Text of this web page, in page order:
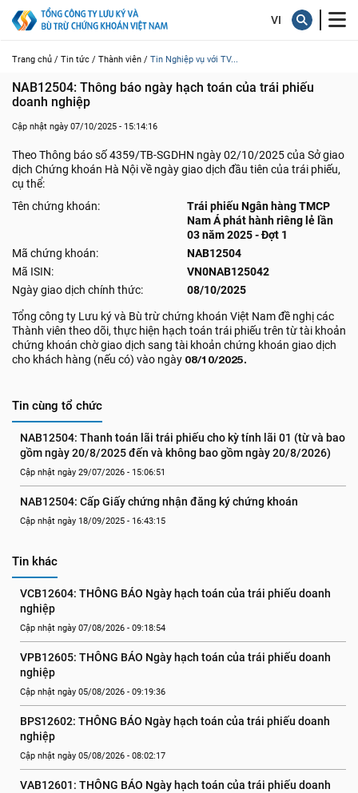
Trang chủ / Tin tức / Thành viên / Tin Nghiệp vụ với TV...
NAB12504: Thông báo ngày hạch toán của trái phiếu
doanh nghiệp
Cập nhật ngày 07/10/2025 - 15:14:16
Theo Thông báo số 4359/TB-SGDHN ngày 02/10/2025 của Sở giao
dịch Chứng khoán Hà Nội về ngày giao dịch đầu tiên của trái phiếu,
cụ thể:
Tên chứng khoán:
Trái phiếu Ngân hàng TMCP
Nam Á phát hành riêng lẻ lần
03 năm 2025 - Đợt 1
Mã chứng khoán:
NAB12504
Mã ISIN:
VN0NAB125042
Ngày giao dịch chính thức:
08/10/2025
Tổng công ty Lưu ký và Bù trừ chứng khoán Việt Nam đề nghị các
Thành viên theo dõi, thực hiện hạch toán trái phiếu trên từ tài khoản
chứng khoán chờ giao dịch sang tài khoản chứng khoán giao dịch
cho khách hàng (nếu có) vào ngày 08/10/2025.
Tin cùng tổ chức
NAB12504: Thanh toán lãi trái phiếu cho kỳ tính lãi 01 (từ và bao
gồm ngày 20/8/2025 đến và không bao gồm ngày 20/8/2026)
Cập nhật ngày 29/07/2026 - 15:06:51
NAB12504: Cấp Giấy chứng nhận đăng ký chứng khoán
Cập nhật ngày 18/09/2025 - 16:43:15
Tin khác
VCB12604: THÔNG BÁO Ngày hạch toán của trái phiếu doanh
nghiệp
Cập nhật ngày 07/08/2026 - 09:18:54
VPB12605: THÔNG BÁO Ngày hạch toán của trái phiếu doanh
nghiệp
Cập nhật ngày 05/08/2026 - 09:19:36
BPS12602: THÔNG BÁO Ngày hạch toán của trái phiếu doanh
nghiệp
Cập nhật ngày 05/08/2026 - 08:02:17
VAB12601: THÔNG BÁO Ngày hạch toán của trái phiếu doanh